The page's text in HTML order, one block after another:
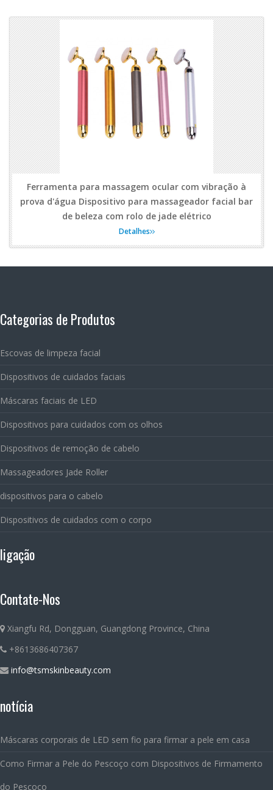
Ferramenta para massagem ocular com vibração à
prova d'água Dispositivo para massageador facial bar
de beleza com rolo de jade elétrico
Detalhes
Categorias de Produtos
Escovas de limpeza facial
Dispositivos de cuidados faciais
Máscaras faciais de LED
Dispositivos para cuidados com os olhos
Dispositivos de remoção de cabelo
Massageadores Jade Roller
dispositivos para o cabelo
Dispositivos de cuidados com o corpo
ligação
Contate-Nos
Xiangfu Rd, Dongguan, Guangdong Province, China
+8613686407367
info@tsmskinbeauty.com
notícia
Máscaras corporais de LED sem fio para firmar a pele em casa
Como Firmar a Pele do Pescoço com Dispositivos de Firmamento
do Pescoço